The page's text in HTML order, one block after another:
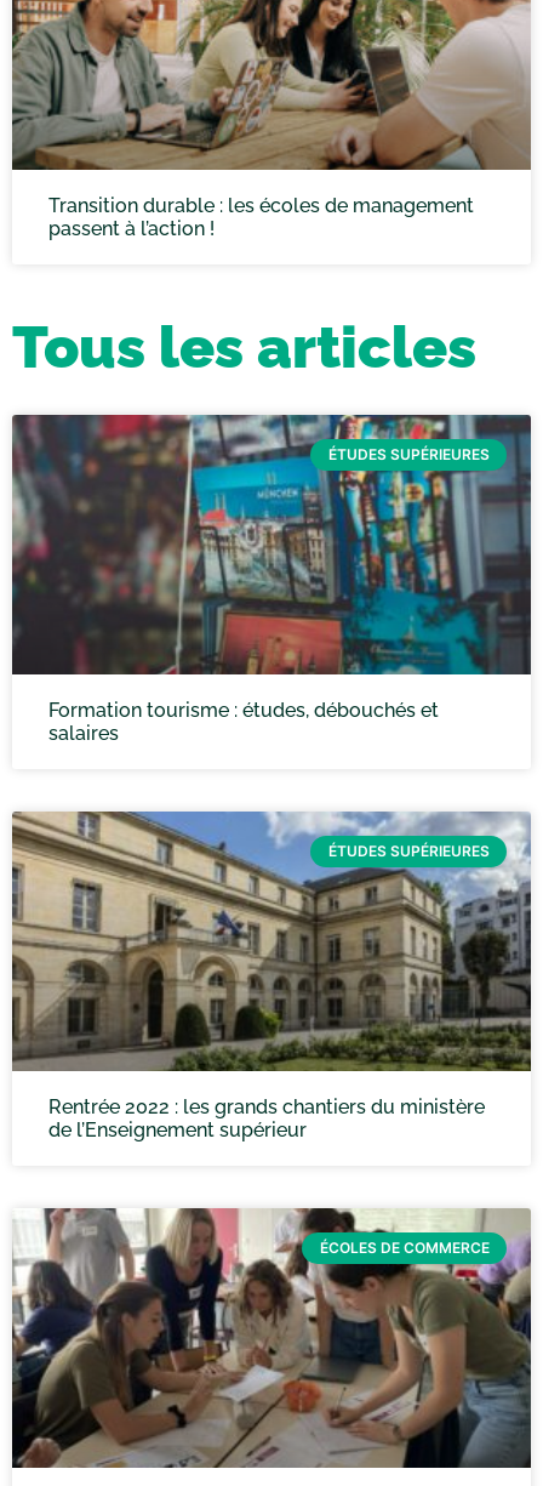
Transition durable : les écoles de management
passent à l’action !
Tous les articles
ÉTUDES SUPÉRIEURES
Formation tourisme : études, débouchés et
salaires
ÉTUDES SUPÉRIEURES
Rentrée 2022 : les grands chantiers du ministère
de l’Enseignement supérieur
ÉCOLES DE COMMERCE